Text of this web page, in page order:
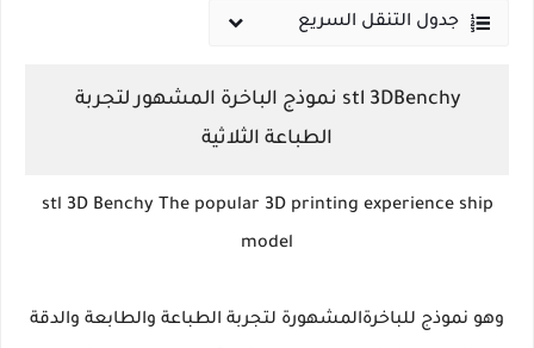
جدول التنقل السريع
stl 3DBenchy نموذج الباخرة المشهور لتجربة
الطباعة الثلاثية
stl 3D Benchy The popular 3D printing experience ship
model
وهو نموذج للباخرةالمشهورة لتجربة الطباعة والطابعة والدقة